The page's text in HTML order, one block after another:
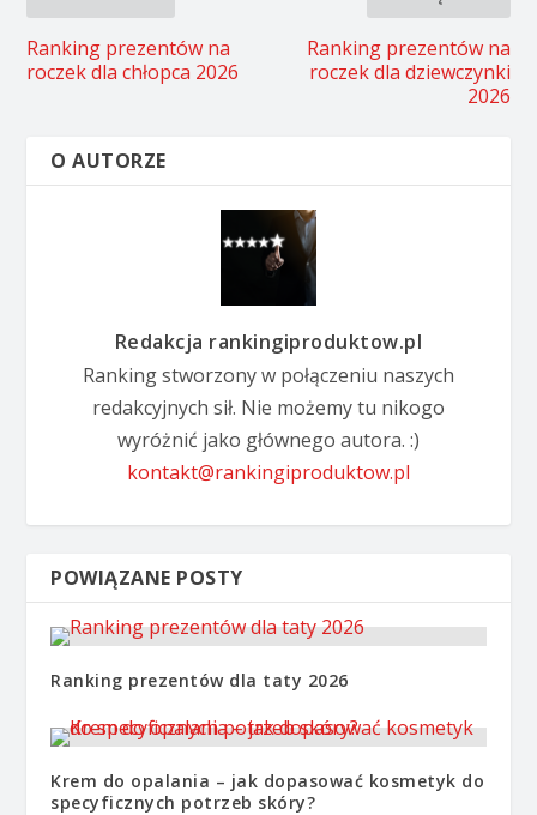
Ranking prezentów na
roczek dla chłopca 2026
Ranking prezentów na
roczek dla dziewczynki
2026
O AUTORZE
Redakcja rankingiproduktow.pl
Ranking stworzony w połączeniu naszych
redakcyjnych sił. Nie możemy tu nikogo
wyróżnić jako głównego autora. :)
kontakt@rankingiproduktow.pl
POWIĄZANE POSTY
Ranking prezentów dla taty 2026
Krem do opalania – jak dopasować kosmetyk do
specyficznych potrzeb skóry?